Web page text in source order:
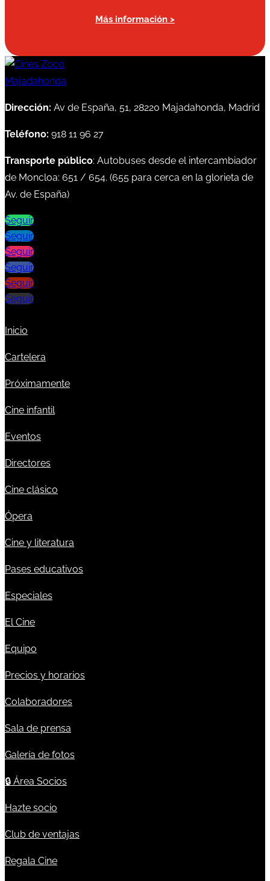
Más información >
Dirección: Av de España, 51, 28220 Majadahonda, Madrid
Teléfono: 918 11 96 27
Transporte público: Autobuses desde el intercambiador
de Moncloa: 651 / 654. (655 para cerca en la glorieta de
Av. de España)
Seguir
Seguir
Seguir
Seguir
Seguir
Seguir
Inicio
Cartelera
Próximamente
Cine infantil
Eventos
Directores
Cine clásico
Ópera
Cine y literatura
Pases educativos
Especiales
El Cine
Equipo
Precios y horarios
Colaboradores
Sala de prensa
Galería de fotos
🔒 Área Socios
Hazte socio
Club de ventajas
Regala Cine